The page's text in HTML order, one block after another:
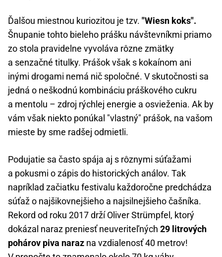
Ďalšou miestnou kuriozitou je tzv. "Wiesn koks".
Šnupanie tohto bieleho prášku návštevníkmi priamo
zo stola pravidelne vyvoláva rôzne zmätky
a senzačné titulky. Prášok však s kokaínom ani
inými drogami nemá nič spoločné. V skutočnosti sa
jedná o neškodnú kombináciu práškového cukru
a mentolu – zdroj rýchlej energie a osvieženia. Ak by
vám však niekto ponúkal "vlastný" prášok, na vašom
mieste by sme radšej odmietli.
Podujatie sa často spája aj s rôznymi súťažami
a pokusmi o zápis do historických análov. Tak
napríklad začiatku festivalu každoročne predchádza
súťaž o najšikovnejšieho a najsilnejšieho čašníka.
Rekord od roku 2017 drží Oliver Strümpfel, ktorý
dokázal naraz preniesť neuveriteľných 29 litrových
pohárov piva naraz na vzdialenosť 40 metrov!